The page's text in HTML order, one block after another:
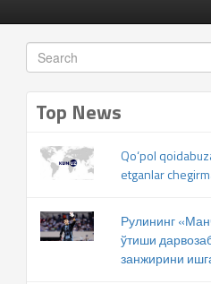
Top News
Qo‘pol
etganlar
Рулининг
ўтиши
занжирини